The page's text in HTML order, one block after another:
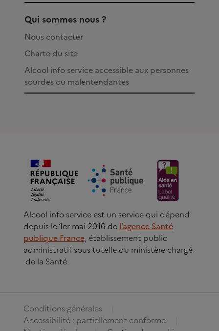
Qui sommes nous ?
Nous contacter
Charte du site
Alcool info service accessible aux personnes
sourdes ou malentendantes
Alcool info service est un service qui dépend
depuis le 1er mai 2016 de l’agence Santé
publique France, établissement public
administratif sous tutelle du ministère chargé
de la Santé.
Conditions générales
Accessibilité : partiellement conforme